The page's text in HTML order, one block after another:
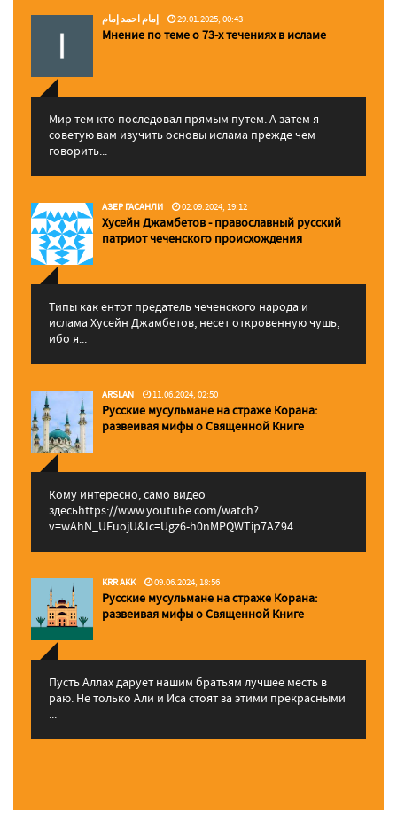
إمام احمد إمام 29.01.2025, 00:43
Мнение по теме о 73-х течениях в исламе
Мир тем кто последовал прямым путем. А затем я
советую вам изучить основы ислама прежде чем
говорить...
АЗЕР ГАСАНЛИ 02.09.2024, 19:12
Хусейн Джамбетов - православный русский
патриот чеченского происхождения
Типы как ентот предатель чеченского народа и
ислама Хусейн Джамбетов, несет откровенную чушь,
ибо я...
ARSLAN 11.06.2024, 02:50
Русские мусульмане на страже Корана:
pазвеивая мифы о Священной Книге
Кому интересно, само видео
здесьhttps://www.youtube.com/watch?
v=wAhN_UEuojU&lc=Ugz6-h0nMPQWTip7AZ94...
KRR AKK 09.06.2024, 18:56
Русские мусульмане на страже Корана:
pазвеивая мифы о Священной Книге
Пусть Аллах дарует нашим братьям лучшее месть в
раю. Не только Али и Иса стоят за этими прекрасными
...